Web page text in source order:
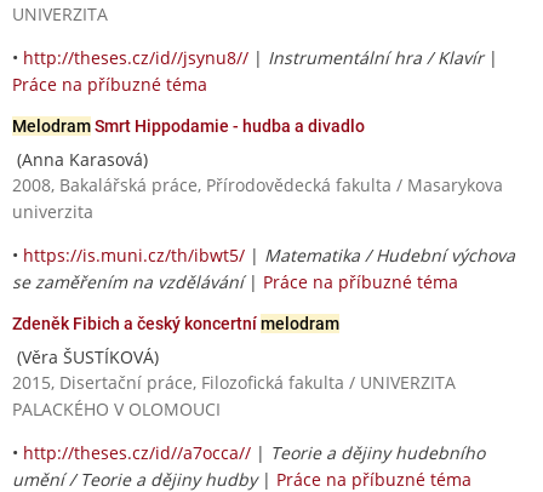
UNIVERZITA
• http://theses.cz/id//jsynu8// | Instrumentální hra / Klavír|
Práce na příbuzné téma
MelodramSmrt Hippodamie - hudba a divadlo
(Anna Karasová)
2008, Bakalářská práce, Přírodovědecká fakulta / Masarykova
univerzita
• https://is.muni.cz/th/ibwt5/ | Matematika / Hudební výchova
se zaměřením na vzdělávání| Práce na příbuzné téma
Zdeněk Fibich a český koncertnímelodram
(Věra ŠUSTÍKOVÁ)
2015, Disertační práce, Filozofická fakulta / UNIVERZITA
PALACKÉHO V OLOMOUCI
• http://theses.cz/id//a7occa// | Teorie a dějiny hudebního
umění / Teorie a dějiny hudby| Práce na příbuzné téma